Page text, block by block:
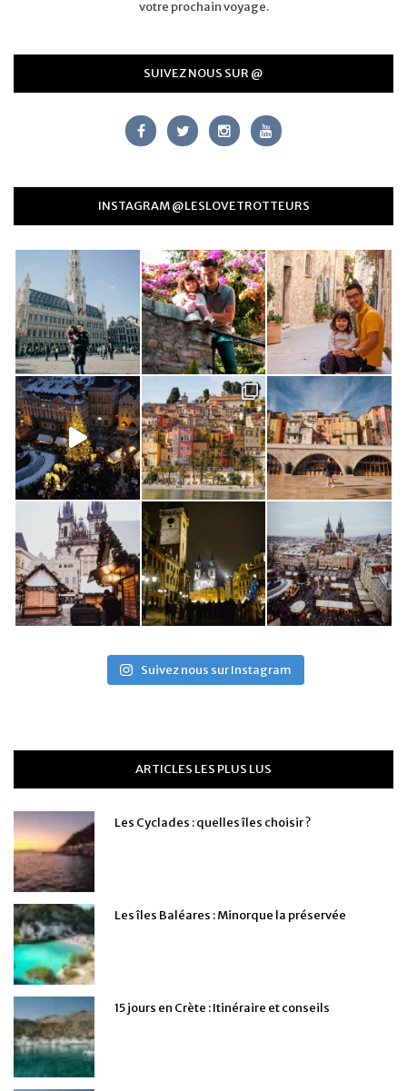
votre prochain voyage.
SUIVEZ NOUS SUR @
INSTAGRAM @LESLOVETROTTEURS
Suivez nous sur Instagram
ARTICLES LES PLUS LUS
Les Cyclades : quelles îles choisir ?
Les îles Baléares : Minorque la préservée
15 jours en Crète : Itinéraire et conseils